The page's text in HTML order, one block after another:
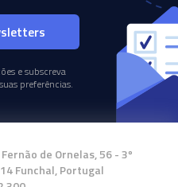
e subscreva
preferências.
Fernão de Ornelas, 56 - 3º
Funchal, Portugal